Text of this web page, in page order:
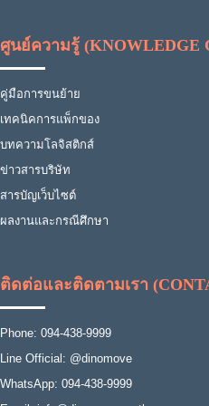
ศูนย์ความรู้ (KNOWLEDGE
คู่มือการขนย้าย
เทคนิคการแพ็กของ
บทความโลจิสติกส์
ข่าวสารบริษัท
สารบัญเว็บไซต์
ผลงานและกรณีศึกษา
ติดต่อและติดตามเรา
Phone: 094-438-9999
Line Official: @dinomove
WhatsApp: 094-438-9999